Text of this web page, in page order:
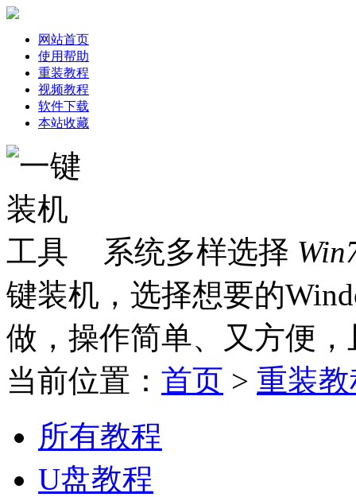
网站首页
使用帮助
重装教程
视频教程
软件下载
本站收藏
系统多样选择
键装机，选择想要的
做，操作简单、又方便
当前位置： 首页 > 重装
所有教程
U盘教程